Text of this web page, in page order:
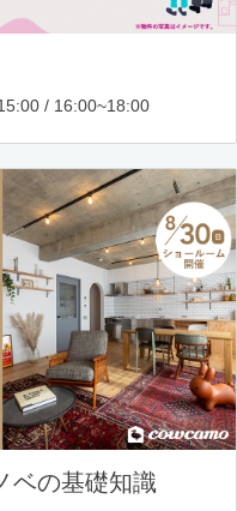
/ 16:00~18:00
ベの基礎知識